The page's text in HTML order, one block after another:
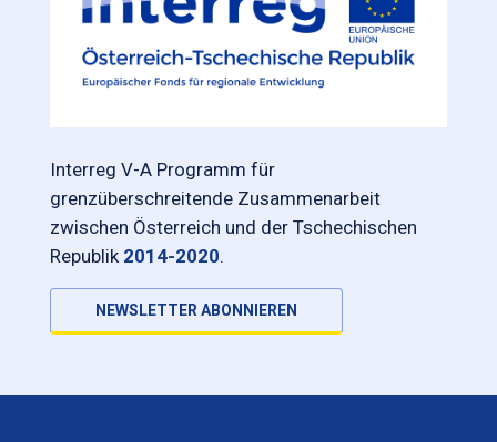
Interreg V-A Programm für
grenzüberschreitende Zusammenarbeit
zwischen Österreich und der Tschechischen
Republik 2014-2020.
NEWSLETTER ABONNIEREN